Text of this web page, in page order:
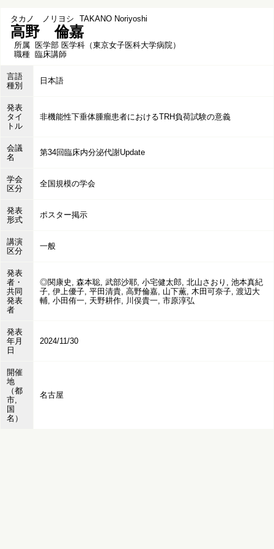
タカノ ノリヨシ TAKANO Noriyoshi
高野 倫嘉
所属 医学部 医学科（東京女子医科大学病院）
職種 臨床講師
言語
種別
日本語
発表
タイ
トル
非機能性下垂体腫瘤患者におけるTRH負荷試験の意義
会議
名
第34回臨床内分泌代謝Update
学会
区分
全国規模の学会
発表
形式
ポスター掲示
講演
区分
一般
発表
者・
共同
発表
者
◎関康史, 森本聡, 武部沙耶, 小宅健太郎, 北山さおり, 池本真紀
子, 伊上優子, 平田清貴, 高野倫嘉, 山下薫, 木田可奈子, 渡辺大
輔, 小田侑一, 天野耕作, 川俣貴一, 市原淳弘
発表
年月
日
2024/11/30
開催
地
（都
市,
国
名）
名古屋